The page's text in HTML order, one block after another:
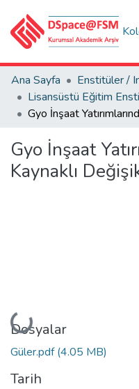
Ana Sayfa
Enstitüler /
Gyo İnşaat
Kaynaklı
Yükleniyor...
Dosyalar
Güler.pdf(4.05 MB)
Tarih